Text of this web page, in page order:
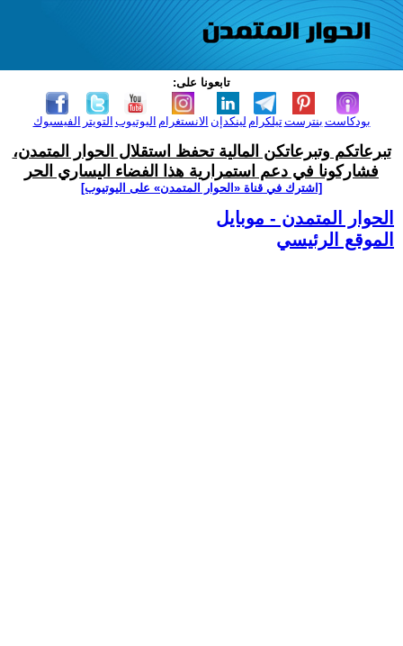
تابعونا على:
الفيسبوك التويتر اليوتيوب الانستغرام لينكدإن تيلكرامبنترست بودكاست
تبرعاتكم وتبرعاتكن المالية تحفظ استقلال الحوار المتمدن،
فشاركونا في دعم استمرارية هذا الفضاء اليساري الحر
[اشترك في قناة ‫«الحوار المتمدن» على اليوتيوب]
الحوار المتمدن - موبايل
الموقع الرئيسي